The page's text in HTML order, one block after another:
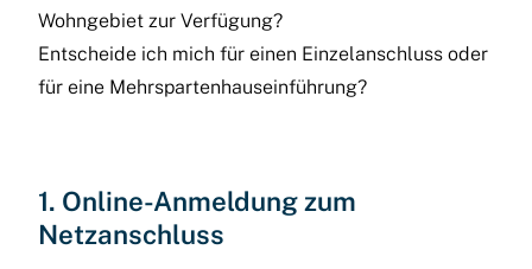
Wohngebiet zur Verfügung?
Entscheide ich mich für einen Einzelanschluss oder
für eine Mehrspartenhauseinführung?
1. Online-Anmeldung zum
Netzanschluss